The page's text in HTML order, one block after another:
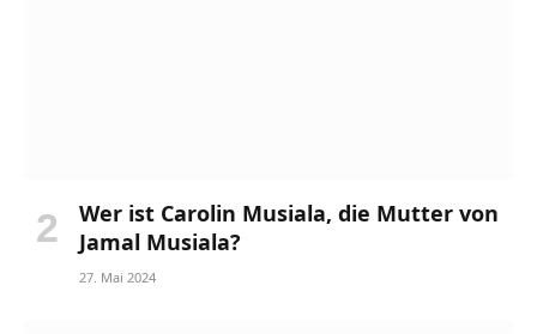
Wer ist Carolin Musiala, die Mutter von
Jamal Musiala?
27. Mai 2024